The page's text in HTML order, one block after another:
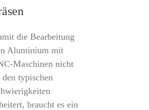
die Bearbeitung
Aluminium mit
Maschinen nicht
den typischen
braucht es ein